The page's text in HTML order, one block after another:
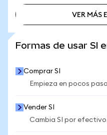
VER MÁS
Formas de usar SI
Comprar SI
Empieza en pocos
Vender SI
Cambia SI por